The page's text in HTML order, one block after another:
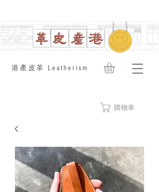
​港產皮革 Leatherism
購物車